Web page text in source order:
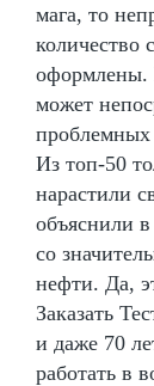
мага, то
количество
оформлены.
может
проблемных
Из топ-50
нарастили
объяснили
со
нефти. Да,
Заказать
и даже 70
работать в